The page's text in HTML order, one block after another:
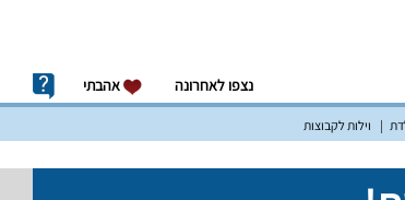
נצפו לאחרונה אהבתי
וילות לקבוצות